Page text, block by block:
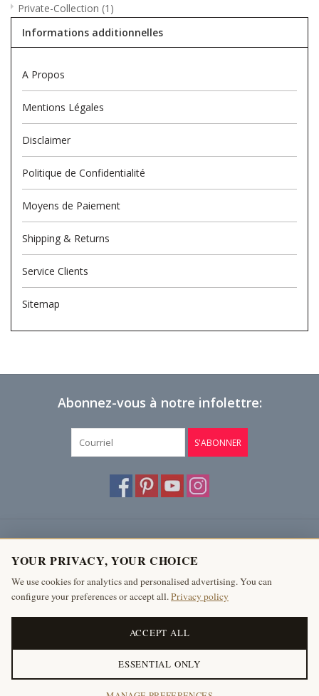
Private-Collection (1)
Informations additionnelles
A Propos
Mentions Légales
Disclaimer
Politique de Confidentialité
Moyens de Paiement
Shipping & Returns
Service Clients
Sitemap
Abonnez-vous à notre infolettre:
S'ABONNER
Produits
Mon compte
The Antique Fireplace Bank
YOUR PRIVACY, YOUR CHOICE
We use cookies for analytics and personalised advertising. You can
configure your preferences or accept all.Privacy policy
ACCEPT ALL
ESSENTIAL ONLY